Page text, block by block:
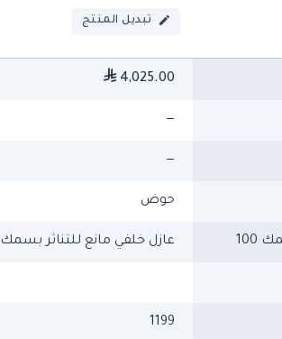
تبديل المنتج
4,025.00
—
—
حوض
عازل خلفي مانع للتناثر بسمك 100
1199